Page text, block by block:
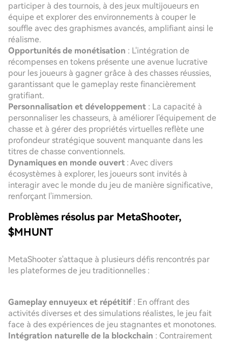
participer à des tournois, à des jeux multijoueurs en
équipe et explorer des environnements à couper le
souffle avec des graphismes avancés, amplifiant ainsi le
réalisme.
Opportunités de monétisation : L'intégration de
récompenses en tokens présente une avenue lucrative
pour les joueurs à gagner grâce à des chasses réussies,
garantissant que le gameplay reste financièrement
gratifiant.
Personnalisation et développement : La capacité à
personnaliser les chasseurs, à améliorer l'équipement de
chasse et à gérer des propriétés virtuelles reflète une
profondeur stratégique souvent manquante dans les
titres de chasse conventionnels.
Dynamiques en monde ouvert : Avec divers
écosystèmes à explorer, les joueurs sont invités à
interagir avec le monde du jeu de manière significative,
renforçant l'immersion.
Problèmes résolus par MetaShooter,
$MHUNT
MetaShooter s'attaque à plusieurs défis rencontrés par
les plateformes de jeu traditionnelles :
Gameplay ennuyeux et répétitif: En offrant des
activités diverses et des simulations réalistes, le jeu fait
face à des expériences de jeu stagnantes et monotones.
Intégration naturelle de la blockchain : Contrairement